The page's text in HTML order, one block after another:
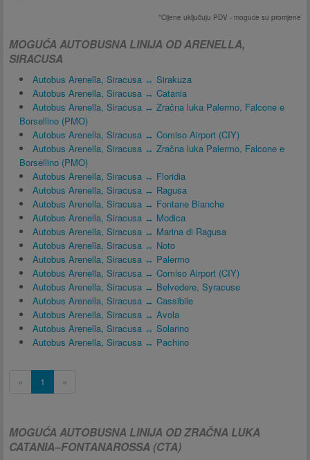
*Cijene uključuju PDV - moguće su promjene
MOGUĆA AUTOBUSNA LINIJA OD ARENELLA,
SIRACUSA
Autobus Arenella, Siracusa ↔ Sirakuza
Autobus Arenella, Siracusa ↔ Catania
Autobus Arenella, Siracusa ↔ Zračna luka Palermo, Falcone e
Borsellino (PMO)
Autobus Arenella, Siracusa ↔ Comiso Airport (CIY)
Autobus Arenella, Siracusa ↔ Zračna luka Palermo, Falcone e
Borsellino (PMO)
Autobus Arenella, Siracusa ↔ Floridia
Autobus Arenella, Siracusa ↔ Ragusa
Autobus Arenella, Siracusa ↔ Fontane Bianche
Autobus Arenella, Siracusa ↔ Modica
Autobus Arenella, Siracusa ↔ Marina di Ragusa
Autobus Arenella, Siracusa ↔ Noto
Autobus Arenella, Siracusa ↔ Palermo
Autobus Arenella, Siracusa ↔ Comiso Airport (CIY)
Autobus Arenella, Siracusa ↔ Belvedere, Syracuse
Autobus Arenella, Siracusa ↔ Cassibile
Autobus Arenella, Siracusa ↔ Avola
Autobus Arenella, Siracusa ↔ Solarino
Autobus Arenella, Siracusa ↔ Pachino
« 1 »
MOGUĆA AUTOBUSNA LINIJA OD ZRAČNA LUKA
CATANIA–FONTANAROSSA (CTA)